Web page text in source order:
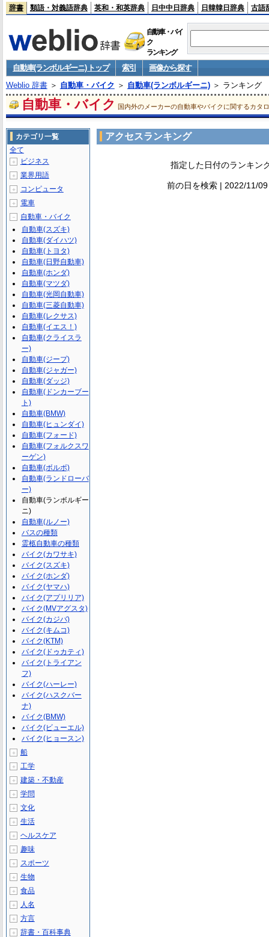
辞書 類語・対義語辞典 英和・和英辞典 日中中日辞典 日韓韓日辞典 古語
自動車・バイ
ク
ランキング
自動車(ランボルギーニ) トップ 索引
画像から探す
Weblio 辞書＞ 自動車・バイク ＞ 自動車(ランボルギーニ)＞ ランキング
自動車・バイク 国内外のメーカーの自動車やバイクに関するカタ
アクセスランキング
指定した日付のランキン
前の日を検索 | 2022/11/
カテゴリ一覧
全て
＋ ビジネス
＋ 業界用語
＋ コンピュータ
＋ 電車
－
自動車・バイク
自動車(スズキ)
自動車(ダイハツ)
自動車(トヨタ)
自動車(日野自動車)
自動車(ホンダ)
自動車(マツダ)
自動車(光岡自動車)
自動車(三菱自動車)
自動車(レクサス)
自動車(イエス！)
自動車(クライスラ
ー)
自動車(ジープ)
自動車(ジャガー)
自動車(ダッジ)
自動車(ドンカーブー
ト)
自動車(BMW)
自動車(ヒュンダイ)
自動車(フォード)
自動車(フォルクスワ
ーゲン)
自動車(ボルボ)
自動車(ランドローバ
ー)
自動車(ランボルギー
ニ)
自動車(ルノー)
バスの種類
霊柩自動車の種類
バイク(カワサキ)
バイク(スズキ)
バイク(ホンダ)
バイク(ヤマハ)
バイク(アプリリア)
バイク(MVアグスタ)
バイク(カジバ)
バイク(キムコ)
バイク(KTM)
バイク(ドゥカティ)
バイク(トライアン
フ)
バイク(ハーレー)
バイク(ハスクバー
ナ)
バイク(BMW)
バイク(ビューエル)
バイク(ヒョースン)
＋ 船
＋ 工学
＋ 建築・不動産
＋ 学問
＋ 文化
＋ 生活
＋ ヘルスケア
＋ 趣味
＋ スポーツ
＋ 生物
＋ 食品
＋ 人名
＋ 方言
＋ 辞書・百科事典